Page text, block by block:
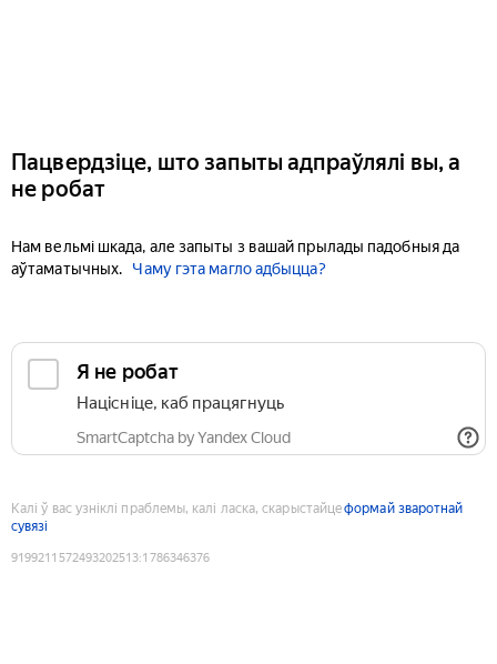
Пацвердзіце, што запыты адпраўлялі вы, а
не робат
Нам вельмі шкада, але запыты з вашай прылады падобныя да
аўтаматычных.
Чаму гэта магло адбыцца?
Я не робат
Націсніце, каб працягнуць
SmartCaptcha by Yandex Cloud
Калі ў вас узніклі праблемы, калі ласка, скарыстайцеформай зваротнай
сувязі
9199211572493202513:1786346376